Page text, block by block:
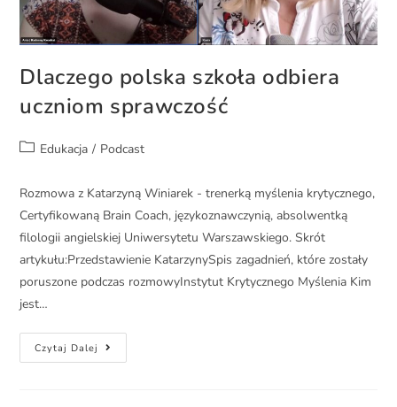
Dlaczego polska szkoła odbiera
uczniom sprawczość
Edukacja / Podcast
Rozmowa z Katarzyną Winiarek - trenerką myślenia krytycznego,
Certyfikowaną Brain Coach, językoznawczynią, absolwentką
filologii angielskiej Uniwersytetu Warszawskiego. Skrót
artykułu:Przedstawienie KatarzynySpis zagadnień, które zostały
poruszone podczas rozmowyInstytut Krytycznego Myślenia Kim
jest…
Czytaj Dalej